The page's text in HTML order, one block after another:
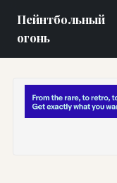
Пейнтбольный
огонь